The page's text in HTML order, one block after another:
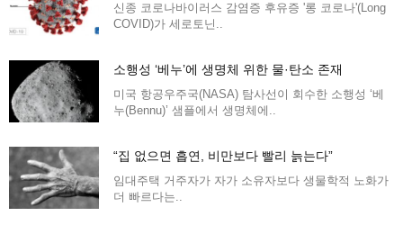
신종 코로나바이러스 감염증 후유증 '롱 코로나'(Long
COVID)가 세로토닌..
소행성 ‘베누’에 생명체 위한 물·탄소 존재
미국 항공우주국(NASA) 탐사선이 회수한 소행성 ‘베
누(Bennu)’ 샘플에서 생명체에..
“집 없으면 흡연, 비만보다 빨리 늙는다”
임대주택 거주자가 자가 소유자보다 생물학적 노화가
더 빠르다는..